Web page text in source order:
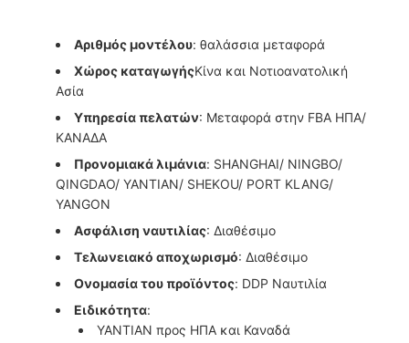
Αριθμός μοντέλου: θαλάσσια μεταφορά
Χώρος καταγωγήςΚίνα και Νοτιοανατολική
Ασία
Υπηρεσία πελατών: Μεταφορά στην FBA ΗΠΑ/
ΚΑΝΑΔΑ
Προνομιακά λιμάνια: SHANGHAI/ NINGBO/
QINGDAO/ YANTIAN/ SHEKOU/ PORT KLANG/
YANGON
Ασφάλιση ναυτιλίας: Διαθέσιμο
Τελωνειακό αποχωρισμό: Διαθέσιμο
Ονομασία του προϊόντος: DDP Ναυτιλία
Ειδικότητα:
YANTIAN προς ΗΠΑ και Καναδά